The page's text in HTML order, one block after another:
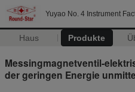
Yuyao No. 4 Instrument
Haus Produkte
Messingmagnetventil-
der geringen Energie